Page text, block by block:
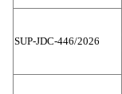
SUP-JDC-446/2026